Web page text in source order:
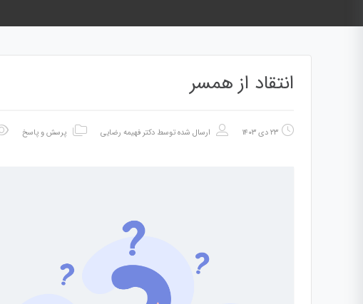
انتقاد از همسر
۲۳ دی ۱۴۰۳ ارسال شده توسط دکتر فهیمه رضایی پرسش و پاسخ